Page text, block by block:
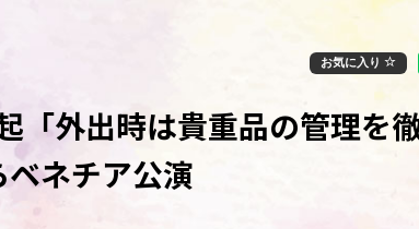
お気に入り
「外出時は貴重品の管理を
ネチア公演